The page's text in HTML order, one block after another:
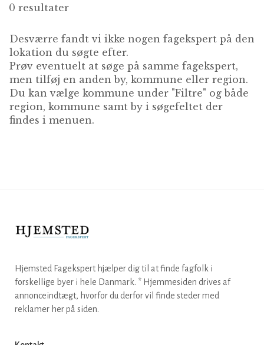
0 resultater
Desværre fandt vi ikke nogen fagekspert på den
lokation du søgte efter.
Prøv eventuelt at søge på samme fagekspert,
men tilføj en anden by, kommune eller region.
Du kan vælge kommune under "Filtre" og både
region, kommune samt by i søgefeltet der
findes i menuen.
Hjemsted Fagekspert hjælper dig til at finde fagfolk i
forskellige byer i hele Danmark. * Hjemmesiden drives af
annonceindtægt, hvorfor du derfor vil finde steder med
reklamer her på siden.